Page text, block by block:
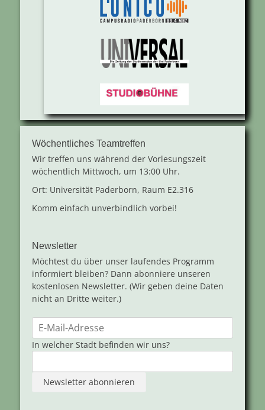
Wöchentliches Teamtreffen
Wir treffen uns während der Vorlesungszeit
wöchentlich Mittwoch, um 13:00 Uhr.
Ort: Universität Paderborn, Raum E2.316
Komm einfach unverbindlich vorbei!
Newsletter
Möchtest du über unser laufendes Programm
informiert bleiben? Dann abonniere unseren
kostenlosen Newsletter. (Wir geben deine Daten
nicht an Dritte weiter.)
In welcher Stadt befinden wir uns?